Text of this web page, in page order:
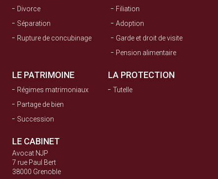
Divorce
Séparation
Rupture de concubinage
Filiation
Adoption
Garde et droit de visite
Pension alimentaire
LE PATRIMOINE
Régimes matrimoniaux
Partage de bien
Succession
LA PROTECTION
Tutelle
LE CABINET
Avocat NJP
7 rue Paul Bert
38000 Grenoble